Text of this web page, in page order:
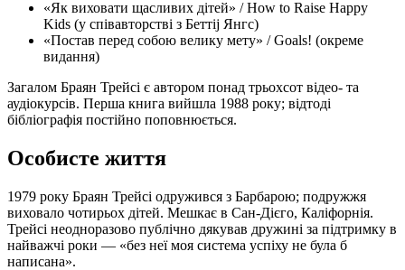
«Як виховати щасливих дітей» / How to Raise Happy
Kids (у співавторстві з Беттіj Янгс)
«Постав перед собою велику мету» / Goals! (окреме
видання)
Загалом Браян Трейсі є автором понад трьохсот відео- та
аудіокурсів. Перша книга вийшла 1988 року; відтоді
бібліографія постійно поповнюється.
Особисте життя
1979 року Браян Трейсі одружився з Барбарою; подружжя
виховало чотирьох дітей. Мешкає в Сан-Дієго, Каліфорнія.
Трейсі неодноразово публічно дякував дружині за підтримку в
найважчі роки — «без неї моя система успіху не була б
написана».